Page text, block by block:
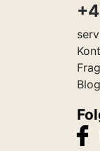
Blog